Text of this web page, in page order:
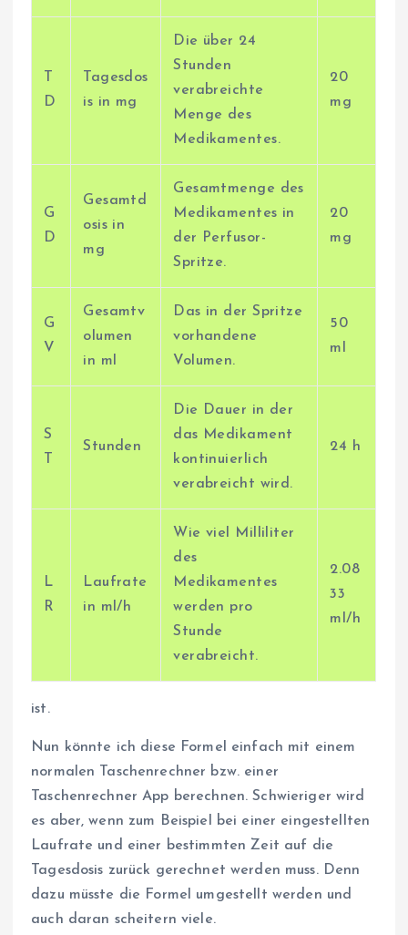
D
Tagesdos
is in mg
Die über 24
Stunden
verabreichte
Menge des
Medikamentes.
20
mg
G
D
Gesamtd
osis in
mg
Gesamtmenge des
Medikamentes in
der Perfusor-
Spritze.
20
mg
G
V
Gesamtv
olumen
in ml
Das in der Spritze
vorhandene
Volumen.
50
ml
S
Stunden
Die Dauer in der
das Medikament
kontinuierlich
verabreicht wird.
24 h
L
R
Laufrate
in ml/h
Wie viel Milliliter
des
Medikamentes
werden pro
Stunde
verabreicht.
2.08
33
ml/h
ist.
Nun könnte ich diese Formel einfach mit einem
normalen Taschenrechner bzw. einer
Taschenrechner App berechnen. Schwieriger wird
es aber, wenn zum Beispiel bei einer eingestellten
Laufrate und einer bestimmten Zeit auf die
Tagesdosis zurück gerechnet werden muss. Denn
dazu müsste die Formel umgestellt werden und
auch daran scheitern viele.